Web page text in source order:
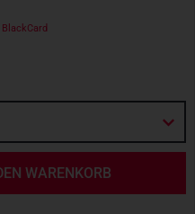
BlackCard
WARENKORB